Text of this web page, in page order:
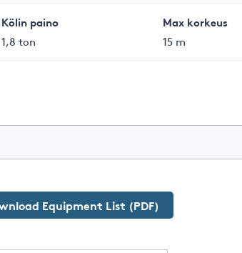
Kölin paino
1,8 ton
Max korkeus
15 m
Equipment List (PDF)